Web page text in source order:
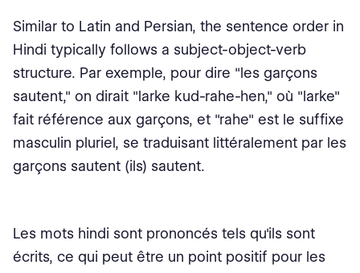
Similar to Latin and Persian, the sentence order in
Hindi typically follows a subject-object-verb
structure. Par exemple, pour dire "les garçons
sautent," on dirait "larke kud-rahe-hen," où "larke"
fait référence aux garçons, et "rahe" est le suffixe
masculin pluriel, se traduisant littéralement par les
garçons sautent (ils) sautent.
Les mots hindi sont prononcés tels qu'ils sont
écrits, ce qui peut être un point positif pour les